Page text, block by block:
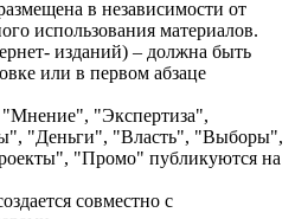
в независимости от
использования материалов.
изданий) – должна быть
или в первом абзаце
"Экспертиза",
"Деньги", "Власть", "Выборы",
"Промо" публикуются на
совместно с